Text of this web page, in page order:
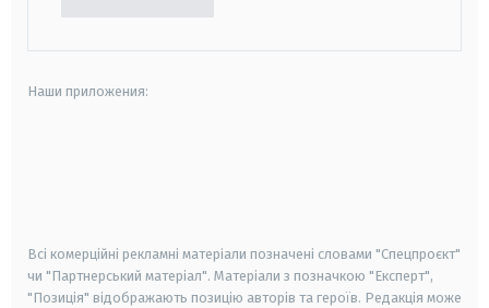
Наши приложения:
Всі комерційні рекламні матеріали позначені словами "Спецпроєкт"
чи "Партнерський матеріал". Матеріали з позначкою "Експерт",
"Позиція" відображають позицію авторів та героїв. Редакція може